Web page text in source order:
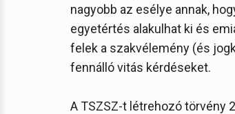
nagyobb az esélye annak,
egyetértés alakulhat ki és
felek a szakvélemény (és
fennálló vitás kérdéseket.
A TSZSZ-t létrehozó törvény